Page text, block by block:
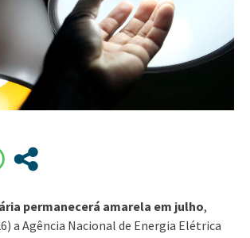
permanecerá amarela em julho,
a Agência Nacional de Energia Elétrica